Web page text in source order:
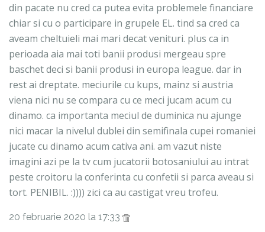
din pacate nu cred ca putea evita problemele financiare
chiar si cu o participare in grupele EL. tind sa cred ca
aveam cheltuieli mai mari decat venituri. plus ca in
perioada aia mai toti banii produsi mergeau spre
baschet deci si banii produsi in europa league. dar in
rest ai dreptate. meciurile cu kups, mainz si austria
viena nici nu se compara cu ce meci jucam acum cu
dinamo. ca importanta meciul de duminica nu ajunge
nici macar la nivelul dublei din semifinala cupei romaniei
jucate cu dinamo acum cativa ani. am vazut niste
imagini azi pe la tv cum jucatorii botosaniului au intrat
peste croitoru la conferinta cu confetii si parca aveau si
tort. PENIBIL. :)))) zici ca au castigat vreu trofeu.
20 februarie 2020 la 17:33